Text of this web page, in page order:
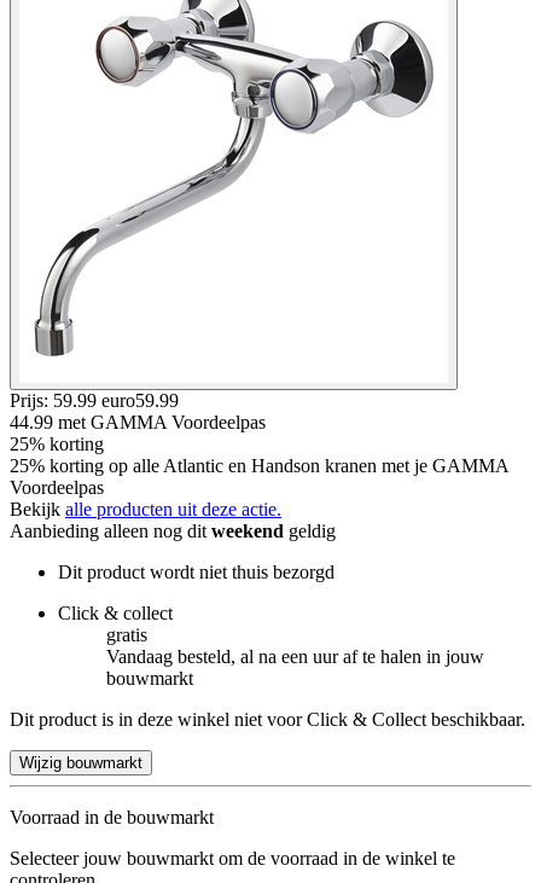
Prijs: 59.99 euro59.99
44.99 met GAMMA Voordeelpas
25% korting
25% korting op alle Atlantic en Handson kranen met je GAMMA
Voordeelpas
Bekijk alle producten uit deze actie.
Aanbieding alleen nog dit weekend geldig
Dit product wordt niet thuis bezorgd
Click & collect
gratis
Vandaag besteld, al na een uur af te halen in jouw
bouwmarkt
Dit product is in deze winkel niet voor Click & Collect beschikbaar.
Wijzig bouwmarkt
Voorraad in de bouwmarkt
Selecteer jouw bouwmarkt om de voorraad in de winkel te